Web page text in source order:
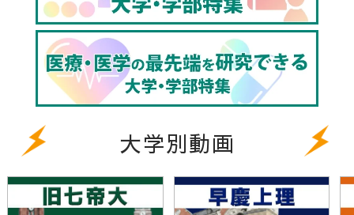
大学別動画